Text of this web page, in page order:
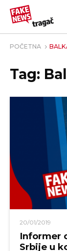
PRIJAVI LAŽNU
POČETNA
Tag:
20/01/2019
Informer
Srbije u